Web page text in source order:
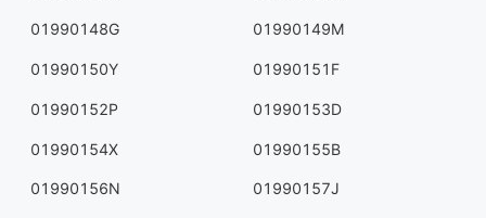
01990148G 01990149M
01990150Y 01990151F
01990152P 01990153D
01990154X 01990155B
01990156N 01990157J